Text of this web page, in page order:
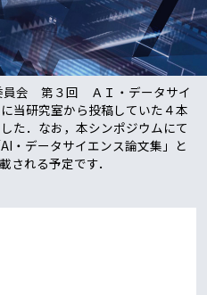
員会 第３回 ＡＩ・データサイ
当研究室から投稿していた４本
た．なお，本シンポジウムにて
・データサイエンス論文集」と
される予定です．